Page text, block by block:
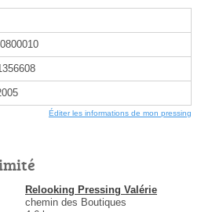
Éditer les informations de mon pressing
Relooking Pressing Valérie
chemin des Boutiques